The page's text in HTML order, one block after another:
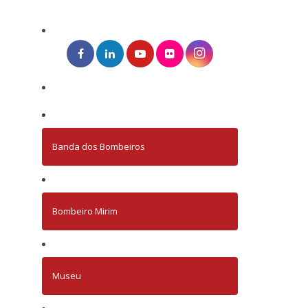
Banda dos Bombeiros
Bombeiro Mirim
Museu